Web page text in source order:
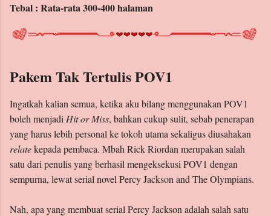
Tebal : Rata-rata 300-400 halaman
Pakem Tak Tertulis POV1
Ingatkah kalian semua, ketika aku bilang menggunakan POV1
boleh menjadi Hit or Miss, bahkan cukup sulit, sebab penerapan
yang harus lebih personal ke tokoh utama sekaligus diusahakan
relatekepada pembaca. Mbah Rick Riordan merupakan salah
satu dari penulis yang berhasil mengeksekusi POV1 dengan
sempurna, lewat serial novel Percy Jackson and The Olympians.
Nah, apa yang membuat serial Percy Jackson adalah salah satu